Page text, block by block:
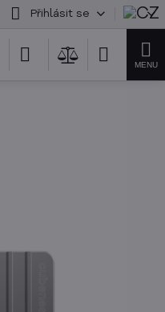
Přihlásit se